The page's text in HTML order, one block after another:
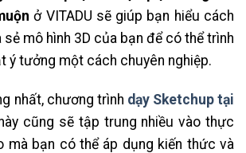
ở VITADU sẽ giúp bạn hiểu cách
mô hình 3D của bạn để có thể trình
ý tưởng một cách chuyên nghiệp.
nhất, chương trình dạy Sketchup tại
cũng sẽ tập trung nhiều vào thực
mà bạn có thể áp dụng kiến thức và